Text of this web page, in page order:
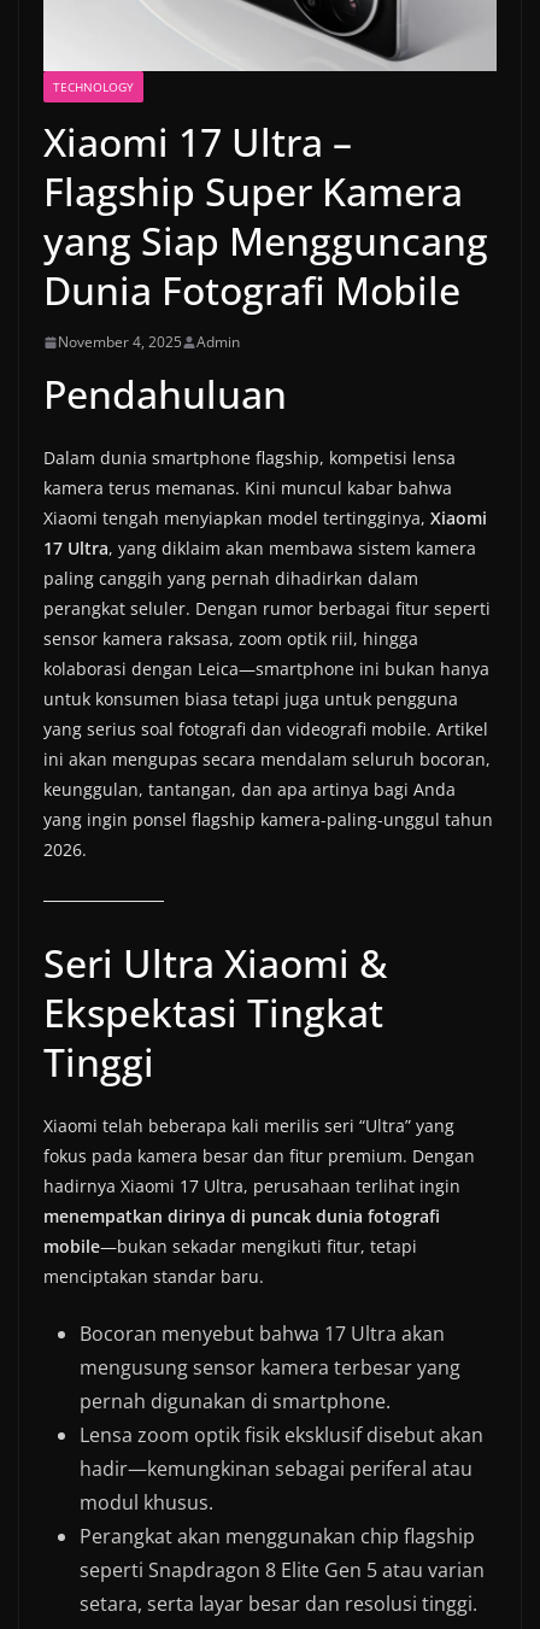
TECHNOLOGY
Xiaomi 17 Ultra –
Flagship Super Kamera
yang Siap Mengguncang
Dunia Fotografi Mobile
November 4, 2025 Admin
Pendahuluan
Dalam dunia smartphone flagship, kompetisi lensa
kamera terus memanas. Kini muncul kabar bahwa
Xiaomi tengah menyiapkan model tertingginya, Xiaomi
17 Ultra, yang diklaim akan membawa sistem kamera
paling canggih yang pernah dihadirkan dalam
perangkat seluler. Dengan rumor berbagai fitur seperti
sensor kamera raksasa, zoom optik riil, hingga
kolaborasi dengan Leica—smartphone ini bukan hanya
untuk konsumen biasa tetapi juga untuk pengguna
yang serius soal fotografi dan videografi mobile. Artikel
ini akan mengupas secara mendalam seluruh bocoran,
keunggulan, tantangan, dan apa artinya bagi Anda
yang ingin ponsel flagship kamera-paling-unggul tahun
2026.
Seri Ultra Xiaomi &
Ekspektasi Tingkat
Tinggi
Xiaomi telah beberapa kali merilis seri “Ultra” yang
fokus pada kamera besar dan fitur premium. Dengan
hadirnya Xiaomi 17 Ultra, perusahaan terlihat ingin
menempatkan dirinya di puncak dunia fotografi
mobile—bukan sekadar mengikuti fitur, tetapi
menciptakan standar baru.
Bocoran menyebut bahwa 17 Ultra akan
mengusung sensor kamera terbesar yang
pernah digunakan di smartphone.
Lensa zoom optik fisik eksklusif disebut akan
hadir—kemungkinan sebagai periferal atau
modul khusus.
Perangkat akan menggunakan chip flagship
seperti Snapdragon 8 Elite Gen 5 atau varian
setara, serta layar besar dan resolusi tinggi.